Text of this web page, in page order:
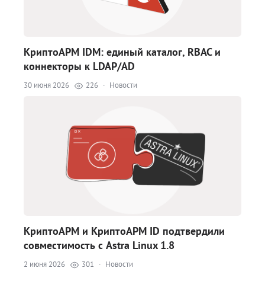
КриптоАРМ IDM: единый каталог, RBAC и
коннекторы к LDAP/AD
30 июня 2026 226 · Новости
КриптоАРМ и КриптоАРМ ID подтвердили
совместимость с Astra Linux 1.8
2 июня 2026 301 · Новости